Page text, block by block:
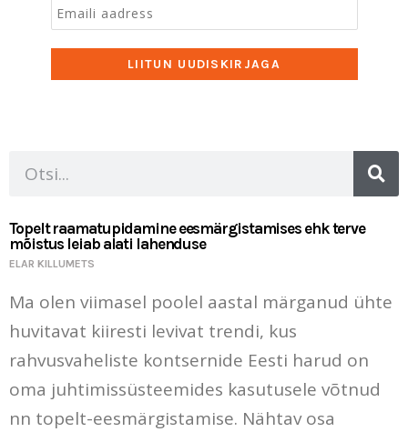
Search
Topelt raamatupidamine eesmärgistamises ehk terve
mõistus leiab alati lahenduse
ELAR KILLUMETS
Ma olen viimasel poolel aastal märganud ühte
huvitavat kiiresti levivat trendi, kus
rahvusvaheliste kontsernide Eesti harud on
oma juhtimissüsteemides kasutusele võtnud
nn topelt-eesmärgistamise. Nähtav osa